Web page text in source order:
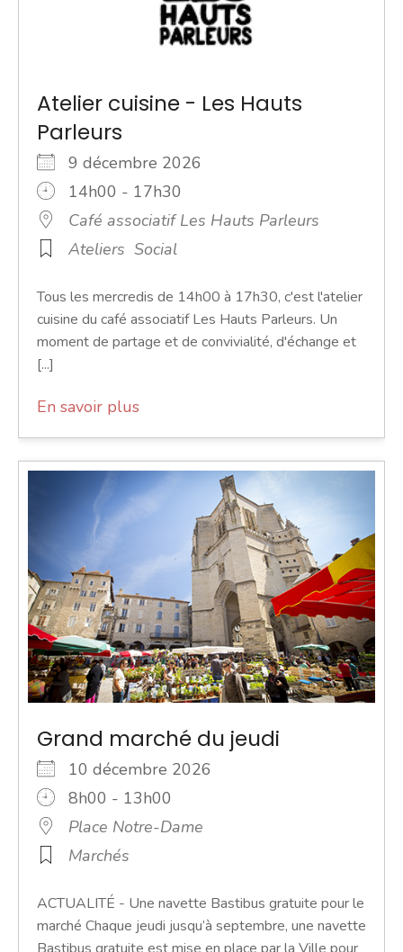
Atelier cuisine - Les Hauts
Parleurs
9 décembre 2026
14h00 - 17h30
Café associatif Les Hauts Parleurs
Ateliers Social
Tous les mercredis de 14h00 à 17h30, c'est l'atelier
cuisine du café associatif Les Hauts Parleurs. Un
moment de partage et de convivialité, d'échange et
[...]
En savoir plus
Grand marché du jeudi
10 décembre 2026
8h00 - 13h00
Place Notre-Dame
Marchés
ACTUALITÉ - Une navette Bastibus gratuite pour le
marché Chaque jeudi jusqu’à septembre, une navette